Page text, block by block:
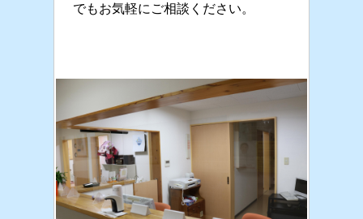
でもお気軽にご相談ください。